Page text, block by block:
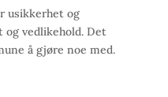
usikkerhet og
vedlikehold. Det
å gjøre noe med.